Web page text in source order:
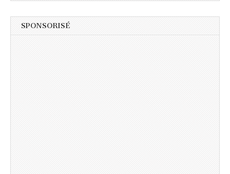
SPONSORISÉ